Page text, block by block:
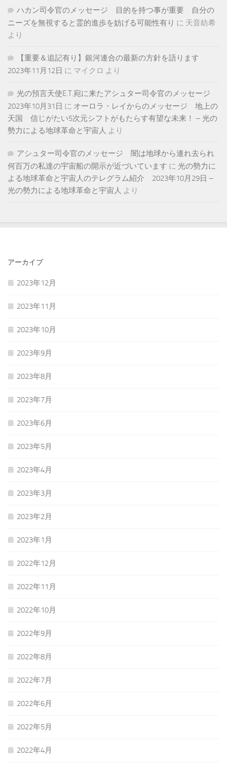
ハカン司令官のメッセージ 目的を持つ事が重要 自分の
ニーズを無視すると霊的進歩を妨げる可能性有り に 天音紡希
より
【重要＆追記有り】銀河連合の最新の方針を語ります
2023年11月12日 に マイクロ より
光の預言天使E.T.宛に来たアシュター司令官のメッセージ
2023年10月31日 に オーロラ・レイからのメッセージ 地上の
天国 信じがたい5次元シフトがもたらす有望な未来！ – 光の
勢力による地球革命と宇宙人 より
アシュター司令官のメッセージ 闇は地球から連れ去られ
何百万の私達の宇宙船の開示が近づいています に 光の勢力に
よる地球革命と宇宙人のテレグラム紹介 2023年10月29日 –
光の勢力による地球革命と宇宙人 より
アーカイブ
2023年12月
2023年11月
2023年10月
2023年9月
2023年8月
2023年7月
2023年6月
2023年5月
2023年4月
2023年3月
2023年2月
2023年1月
2022年12月
2022年11月
2022年10月
2022年9月
2022年8月
2022年7月
2022年6月
2022年5月
2022年4月